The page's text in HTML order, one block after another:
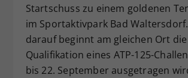
Startschuss zu einem goldenen
im Sportaktivpark Bad
darauf beginnt am gleichen Ort die
Qualifikation eines ATP-125-
bis 22. September ausgetragen